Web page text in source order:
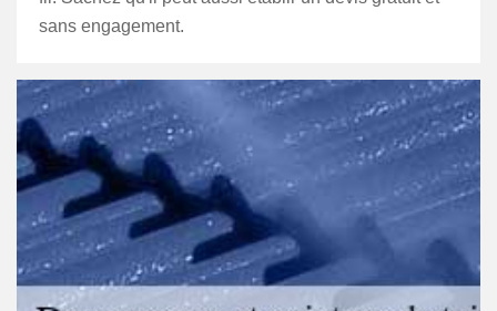
sans engagement.